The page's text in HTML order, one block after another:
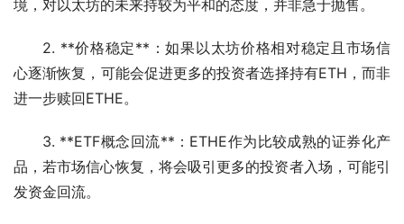
境，对以太坊的未来持较为平和的态度，并非急于抛售。
2. **价格稳定**：如果以太坊价格相对稳定且市场信
心逐渐恢复，可能会促进更多的投资者选择持有ETH，而非
进一步赎回ETHE。
3. **ETF概念回流**：ETHE作为比较成熟的证券化产
品，若市场信心恢复，将会吸引更多的投资者入场，可能引
发资金回流。